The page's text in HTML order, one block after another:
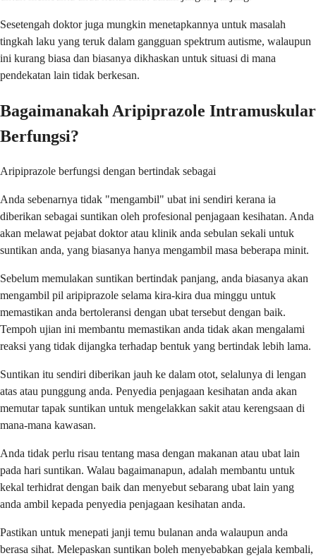
Sesetengah doktor juga mungkin menetapkannya untuk masalah
tingkah laku yang teruk dalam gangguan spektrum autisme, walaupun
ini kurang biasa dan biasanya dikhaskan untuk situasi di mana
pendekatan lain tidak berkesan.
Bagaimanakah Aripiprazole Intramuskular
Berfungsi?
Aripiprazole berfungsi dengan bertindak sebagai
Anda sebenarnya tidak "mengambil" ubat ini sendiri kerana ia
diberikan sebagai suntikan oleh profesional penjagaan kesihatan. Anda
akan melawat pejabat doktor atau klinik anda sebulan sekali untuk
suntikan anda, yang biasanya hanya mengambil masa beberapa minit.
Sebelum memulakan suntikan bertindak panjang, anda biasanya akan
mengambil pil aripiprazole selama kira-kira dua minggu untuk
memastikan anda bertoleransi dengan ubat tersebut dengan baik.
Tempoh ujian ini membantu memastikan anda tidak akan mengalami
reaksi yang tidak dijangka terhadap bentuk yang bertindak lebih lama.
Suntikan itu sendiri diberikan jauh ke dalam otot, selalunya di lengan
atas atau punggung anda. Penyedia penjagaan kesihatan anda akan
memutar tapak suntikan untuk mengelakkan sakit atau kerengsaan di
mana-mana kawasan.
Anda tidak perlu risau tentang masa dengan makanan atau ubat lain
pada hari suntikan. Walau bagaimanapun, adalah membantu untuk
kekal terhidrat dengan baik dan menyebut sebarang ubat lain yang
anda ambil kepada penyedia penjagaan kesihatan anda.
Pastikan untuk menepati janji temu bulanan anda walaupun anda
berasa sihat. Melepaskan suntikan boleh menyebabkan gejala kembali,